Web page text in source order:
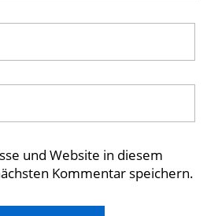
und Website in diesem
Kommentar speichern.